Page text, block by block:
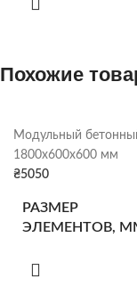
ВЕС
РАСХОД
СКЛАД
Похожие
Модульный
1800х600х600 мм
₴5050
РАЗМЕР
ЭЛЕМЕНТОВ,